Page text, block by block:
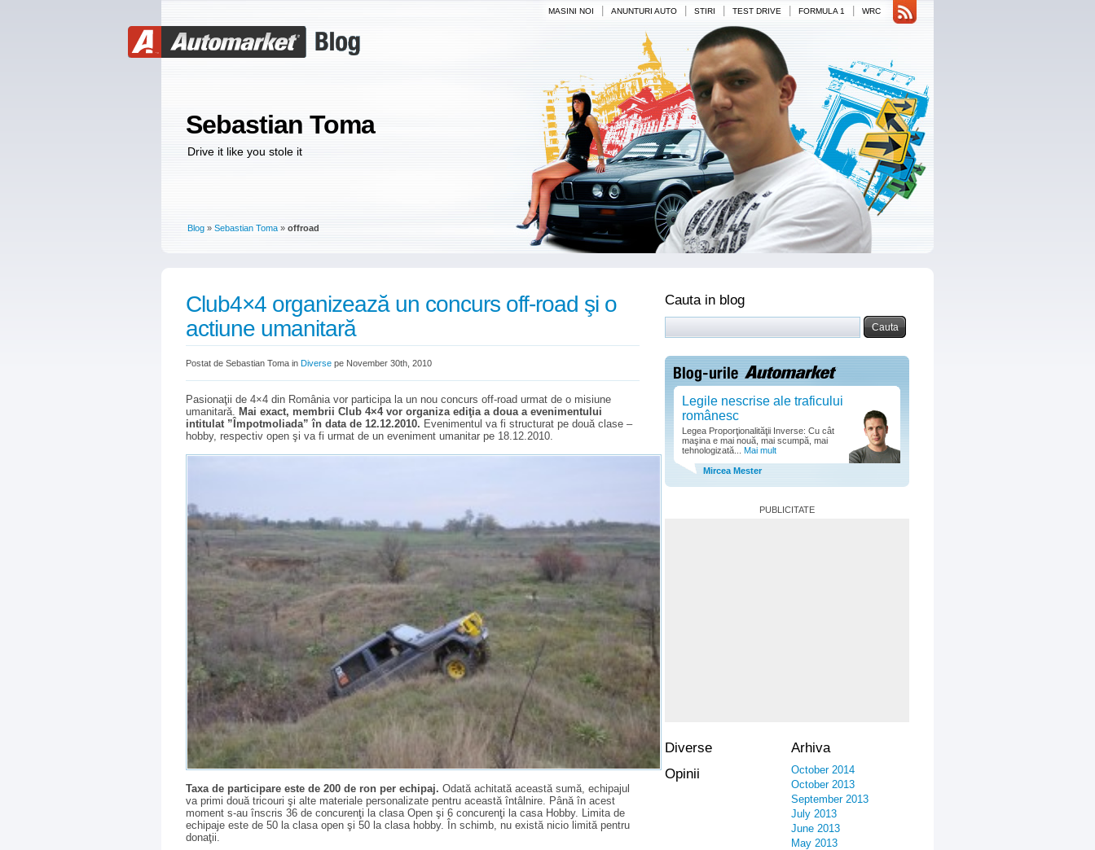
Sebastian Toma
Drive it like you stole it
MASINI NOI ANUNTURI AUTO STIRI TEST DRIVE FORMULA 1 WRC
Blog » Sebastian Toma » offroad
Club4×4 organizează un concurs off-road şi o
actiune umanitară
Postat de Sebastian Toma in Diverse pe November 30th, 2010
Pasionaţii de 4×4 din România vor participa la un nou concurs off-road urmat de o misiune
umanitară. Mai exact, membrii Club 4×4 vor organiza ediţia a doua a evenimentului
intitulat ”Împotmoliada” în data de 12.12.2010. Evenimentul va fi structurat pe două clase –
hobby, respectiv open şi va fi urmat de un eveniment umanitar pe 18.12.2010.
Taxa de participare este de 200 de ron per echipaj. Odată achitată această sumă, echipajul
va primi două tricouri şi alte materiale personalizate pentru această întâlnire. Până în acest
moment s-au înscris 36 de concurenţi la clasa Open şi 6 concurenţi la casa Hobby. Limita de
echipaje este de 50 la clasa open şi 50 la clasa hobby. În schimb, nu există nicio limită pentru
donaţii.
Cauta in blog
Legile nescrise ale traficului
românesc
Legea Proporţionalităţii Inverse: Cu cât
maşina e mai nouă, mai scumpă, mai
tehnologizată...
Mai mult
Mircea Mester
PUBLICITATE
Diverse
Opinii
Arhiva
October 2014
October 2013
September 2013
July 2013
June 2013
May 2013